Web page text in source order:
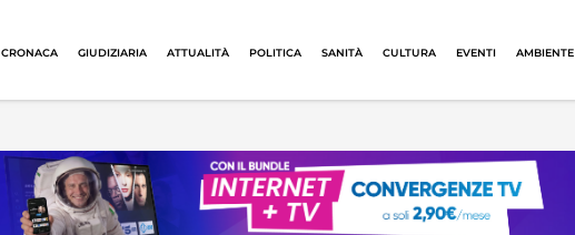
CRONACA GIUDIZIARIA ATTUALITÀ POLITICA SANITÀ CULTURA EVENTI AMBIENTE